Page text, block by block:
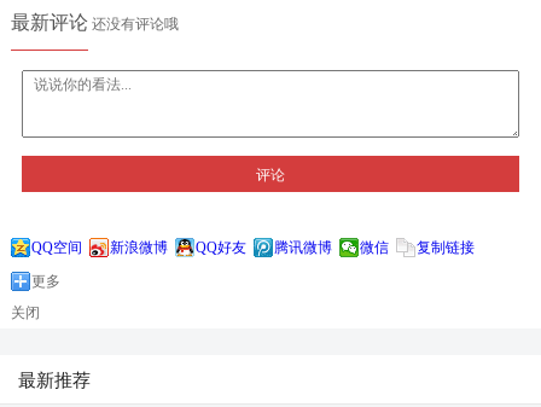
最新评论还没有评论哦
评论
QQ空间 新浪微博 QQ好友 腾讯微博 微信
复制链接
更多
关闭
最新推荐